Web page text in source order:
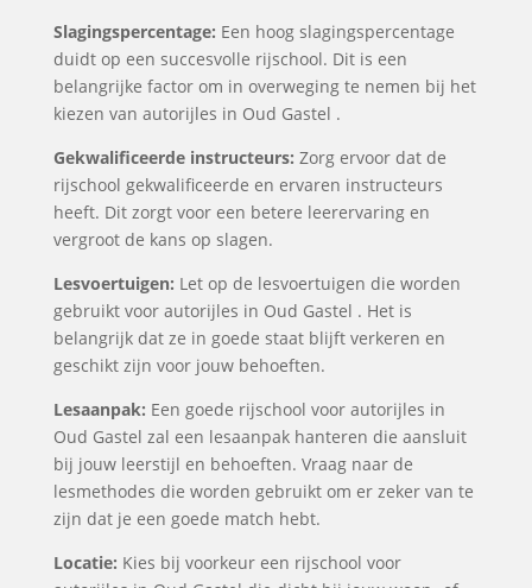
Slagingspercentage: Een hoog slagingspercentage
duidt op een succesvolle rijschool. Dit is een
belangrijke factor om in overweging te nemen bij het
kiezen van autorijles in Oud Gastel .
Gekwalificeerde instructeurs: Zorg ervoor dat de
rijschool gekwalificeerde en ervaren instructeurs
heeft. Dit zorgt voor een betere leerervaring en
vergroot de kans op slagen.
Lesvoertuigen: Let op de lesvoertuigen die worden
gebruikt voor autorijles in Oud Gastel . Het is
belangrijk dat ze in goede staat blijft verkeren en
geschikt zijn voor jouw behoeften.
Lesaanpak: Een goede rijschool voor autorijles in
Oud Gastel zal een lesaanpak hanteren die aansluit
bij jouw leerstijl en behoeften. Vraag naar de
lesmethodes die worden gebruikt om er zeker van te
zijn dat je een goede match hebt.
Locatie: Kies bij voorkeur een rijschool voor